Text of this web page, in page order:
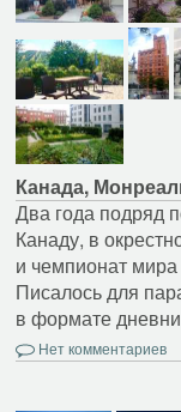
Канада,
Два года подряд
Канаду, в
и чемпионат
Писалось для
в формате
Нет комментариев